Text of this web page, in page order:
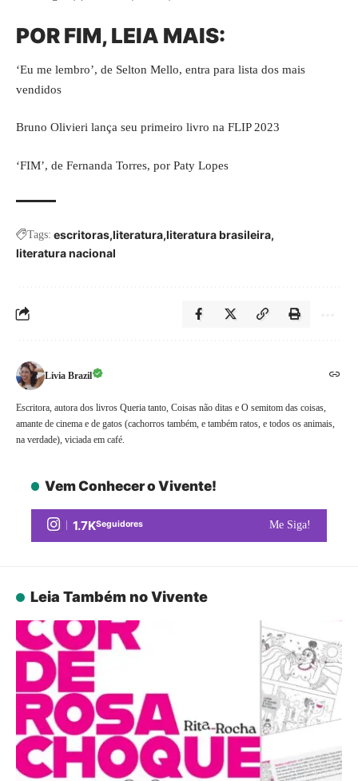
POR FIM, LEIA MAIS:
‘Eu me lembro’, de Selton Mello, entra para lista dos mais
vendidos
Bruno Olivieri lança seu primeiro livro na FLIP 2023
‘FIM’, de Fernanda Torres, por Paty Lopes
Tags: escritoras literatura literatura brasileira
literatura nacional
Livia Brazil
Escritora, autora dos livros Queria tanto, Coisas não ditas e O semitom das coisas,
amante de cinema e de gatos (cachorros também, e também ratos, e todos os animais,
na verdade), viciada em café.
Vem Conhecer o Vivente!
1.7KSeguidores Me Siga!
Leia Também no Vivente